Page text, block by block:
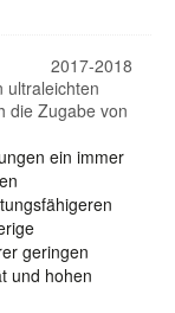
2017-2018
ultraleichten
die Zugabe von
ein immer
geringen
und hohen